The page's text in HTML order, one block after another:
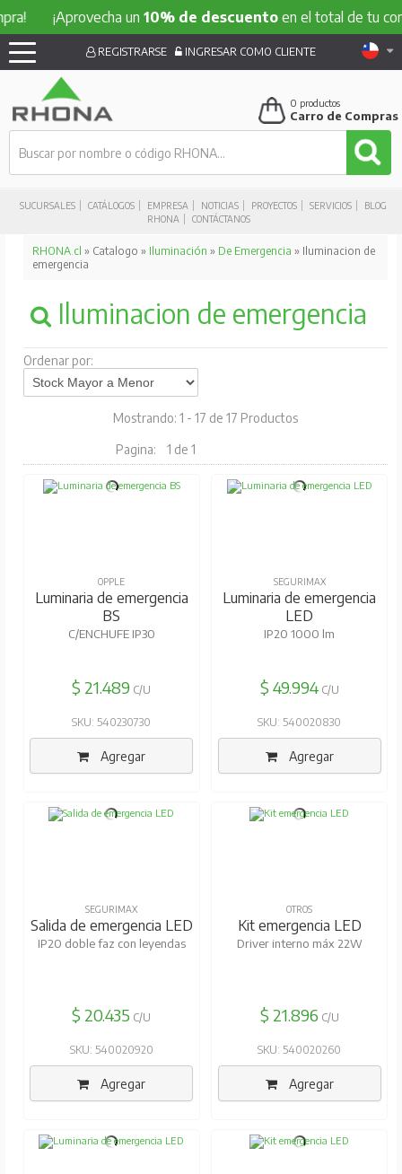
¡Aprovecha un10% de descuentoen el total de tu
SUCURSALES CATÁLOGOS EMPRESA NOTICIAS PROYECTOS SERVICIOS
BLOG
RHONA
CONTÁCTANOS
REGISTRARSE INGRESAR COMO CLIENTE
0 productos
Carro de Compras
RHONA.cl » Catalogo » Iluminación » De Emergencia » Iluminacion de
emergencia
Iluminacion de emergencia
Ordenar por:
Mostrando: 1 - 17 de 17 Productos
Pagina: 1 de 1
OPPLE
Luminaria de emergencia
BS
C/ENCHUFE IP30
$ 21.489 C/U
SKU: 540230730
Agregar
SEGURIMAX
Luminaria de emergencia
LED
IP20 1000 lm
$ 49.994C/U
SKU: 540020830
Agregar
SEGURIMAX
Salida de emergencia LED
IP20 doble faz con leyendas
$ 20.435 C/U
SKU: 540020920
Agregar
OTROS
Kit emergencia LED
Driver interno máx 22W
$ 21.896 C/U
SKU: 540020260
Agregar